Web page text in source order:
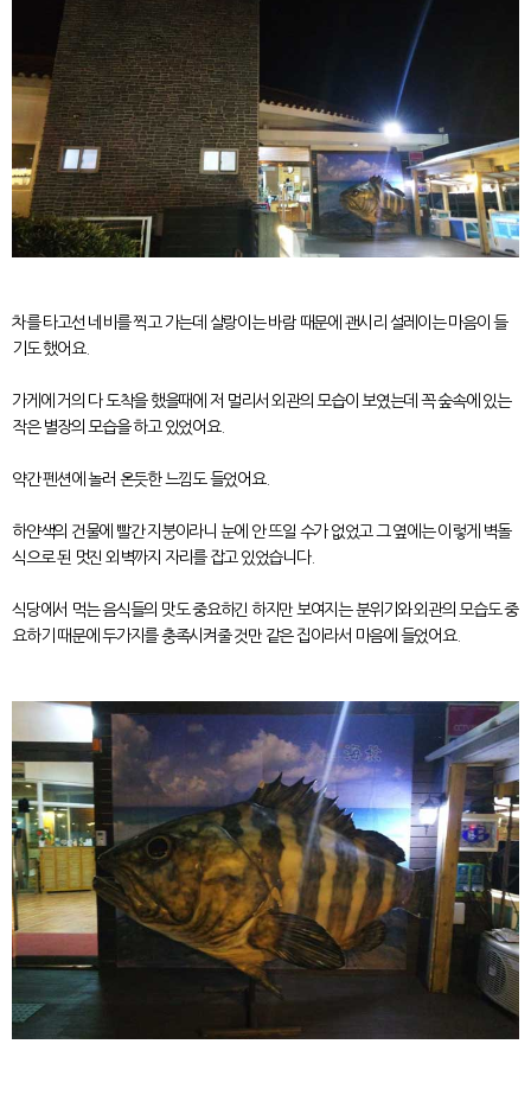
차를 타고선 네비를 찍고 가는데 살랑이는 바람 때문에 괜시리 설레이는 마음이 들
기도 했어요.
가게에 거의 다 도착을 했을때에 저 멀리서 외관의 모습이 보였는데 꼭 숲속에 있는
작은 별장의 모습을 하고 있었어요.
약간 펜션에 놀러 온듯한 느낌도 들었어요.
하얀색의 건물에 빨간 지붕이라니 눈에 안 뜨일 수가 없었고 그 옆에는 이렇게 벽돌
식으로 된 멋진 외벽까지 자리를 잡고 있었습니다.
식당에서 먹는 음식들의 맛도 중요하긴 하지만 보여지는 분위기와 외관의 모습도 중
요하기 때문에 두가지를 충족시켜줄 것만 같은 집이라서 마음에 들었어요.